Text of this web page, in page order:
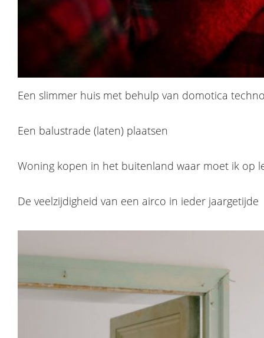
Een slimmer huis met behulp van domotica
Een balustrade (laten) plaatsen
Woning kopen in het buitenland waar moet ik op
De veelzijdigheid van een airco in ieder jaargetijde